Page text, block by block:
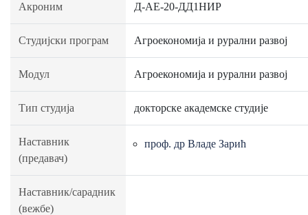
Акроним Д-АЕ-20-ДД1НИР
Студијски програм Агроекономија и рурални развој
Модул Агроекономија и рурални развој
Тип студија докторске академске студије
Наставник
(предавач)
проф. др Владе Зарић
Наставник/сарадник
(вежбе)